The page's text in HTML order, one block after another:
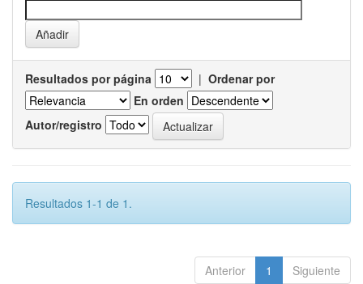
Resultados por página | Ordenar por
En orden
Autor/registro
Resultados 1-1 de 1.
Anterior 1 Siguiente